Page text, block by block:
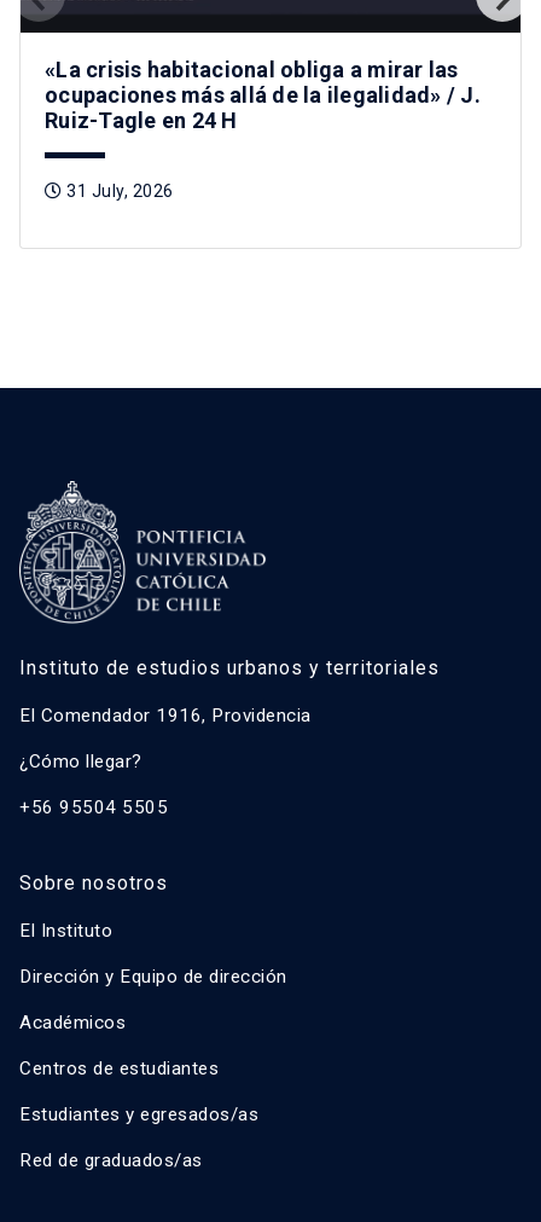
«La crisis habitacional obliga a mirar las
ocupaciones más allá de la ilegalidad» / J.
Ruiz-Tagle en 24 H
31 July, 2026
Instituto de estudios urbanos y territoriales
El Comendador 1916, Providencia
¿Cómo llegar?
+56 95504 5505
Sobre nosotros
El Instituto
Dirección y Equipo de dirección
Académicos
Centros de estudiantes
Estudiantes y egresados/as
Red de graduados/as